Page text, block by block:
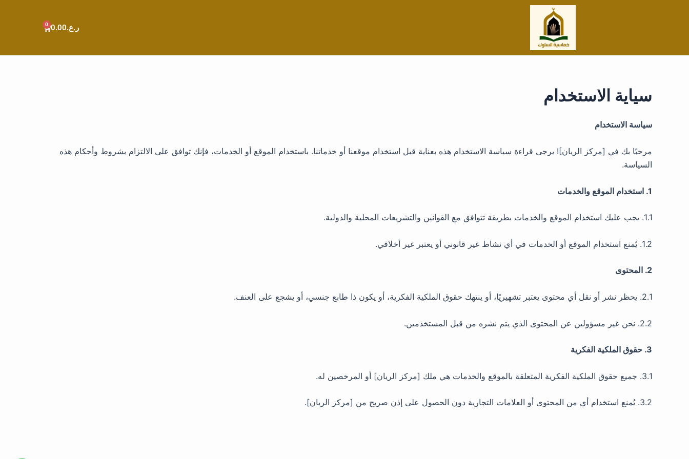
ر.ع.0.00
0
Cart
سياية الاستخدام
سياسة الاستخدام
مرحبًا بك في [مركز الريان]! يرجى قراءة سياسة الاستخدام هذه بعناية قبل استخدام موقعنا أو خدماتنا. باستخدام الموقع أو الخدمات، فإنك توافق على الالتزام بشروط وأحكام هذه
السياسة.
1. استخدام الموقع والخدمات
1.1. يجب عليك استخدام الموقع والخدمات بطريقة تتوافق مع القوانين والتشريعات المحلية والدولية.
1.2. يُمنع استخدام الموقع أو الخدمات في أي نشاط غير قانوني أو يعتبر غير أخلاقي.
2. المحتوى
2.1. يحظر نشر أو نقل أي محتوى يعتبر تشهيريًا، أو ينتهك حقوق الملكية الفكرية، أو يكون ذا طابع جنسي، أو يشجع على العنف.
2.2. نحن غير مسؤولين عن المحتوى الذي يتم نشره من قبل المستخدمين.
3. حقوق الملكية الفكرية
3.1. جميع حقوق الملكية الفكرية المتعلقة بالموقع والخدمات هي ملك [مركز الريان] أو المرخصين له.
3.2. يُمنع استخدام أي من المحتوى أو العلامات التجارية دون الحصول على إذن صريح من [مركز الريان].